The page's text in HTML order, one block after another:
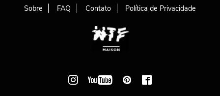
Sobre FAQ Contato Política de Privacidade